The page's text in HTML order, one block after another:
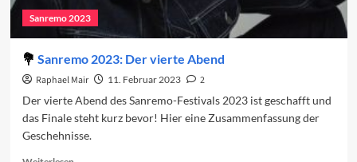
Sanremo 2023
Sanremo 2023: Der vierte Abend
Raphael Mair 11. Februar 2023
2
Der vierte Abend des Sanremo-Festivals 2023 ist geschafft und
das Finale steht kurz bevor! Hier eine Zusammenfassung der
Geschehnisse.
Read